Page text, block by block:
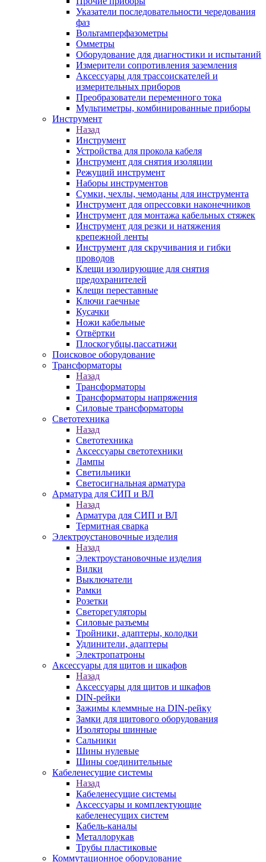
Указатели последовательности чередования
фаз
Вольтамперфазометры
Омметры
Оборудование для диагностики и испытаний
Измерители сопротивления заземления
Аксессуары для трассоискателей и
измерительных приборов
Преобразователи переменного тока
Мультиметры, комбинированные приборы
Инструмент
Назад
Инструмент
Устройства для прокола кабеля
Инструмент для снятия изоляции
Режущий инструмент
Наборы инструментов
Сумки, чехлы, чемоданы для инструмента
Инструмент для опрессовки наконечников
Инструмент для монтажа кабельных стяжек
Инструмент для резки и натяжения
крепежной ленты
Инструмент для скручивания и гибки
проводов
Клещи изолирующие для снятия
предохранителей
Клещи переставные
Ключи гаечные
Кусачки
Ножи кабельные
Отвёртки
Плоскогубцы,пассатижи
Поисковое оборудование
Трансформаторы
Назад
Трансформаторы
Трансформаторы напряжения
Силовые трансформаторы
Светотехника
Назад
Светотехника
Аксессуары светотехники
Лампы
Светильники
Светосигнальная арматура
Арматура для СИП и ВЛ
Назад
Арматура для СИП и ВЛ
Термитная сварка
Электроустановочные изделия
Назад
Электроустановочные изделия
Вилки
Выключатели
Рамки
Розетки
Светорегуляторы
Силовые разъемы
Тройники, адаптеры, колодки
Удлинители, адаптеры
Электропатроны
Аксессуары для щитов и шкафов
Назад
Аксессуары для щитов и шкафов
DIN-рейки
Зажимы клеммные на DIN-рейку
Замки для щитового оборудования
Изоляторы шинные
Сальники
Шины нулевые
Шины соединительные
Кабеленесущие системы
Назад
Кабеленесущие системы
Аксессуары и комплектующие
кабеленесущих систем
Кабель-каналы
Металлорукав
Трубы пластиковые
Коммутационное оборудование